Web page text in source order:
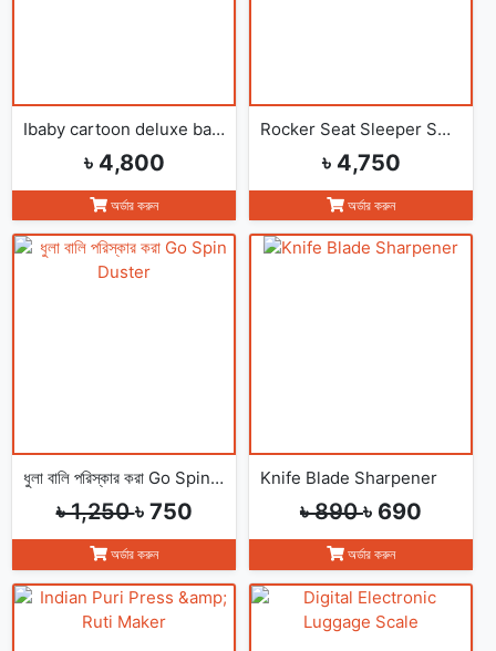
Ibaby cartoon deluxe baby bouncer
৳ 4,800
অর্ডার করুন
Rocker Seat Sleeper Swing Bouncer Toy Chair Baby
৳ 4,750
অর্ডার করুন
ধুলা বালি পরিস্কার করা Go Spin Duster
৳ 1,250৳ 750
অর্ডার করুন
Knife Blade Sharpener
৳ 890৳ 690
অর্ডার করুন